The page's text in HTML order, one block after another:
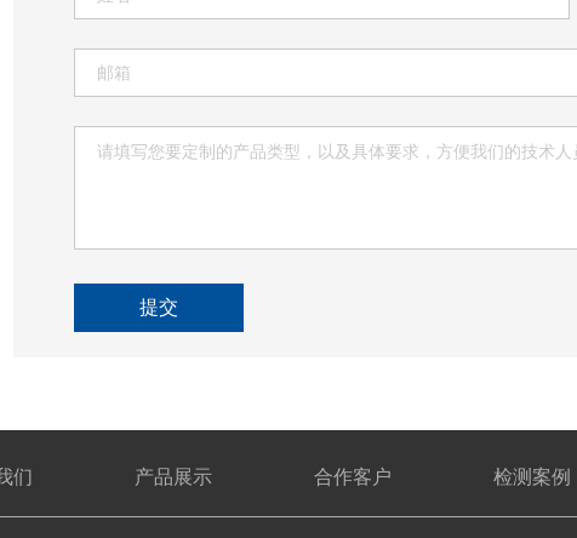
提交
们 产品展示 合作客户 检测案例